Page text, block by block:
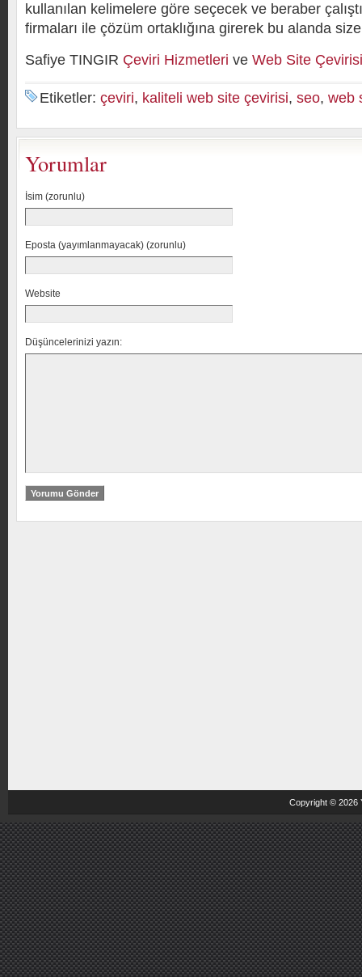
kullanılan kelimelere göre seçecek ve beraber
firmaları ile çözüm ortaklığına girerek bu alanda
Safiye TINGIR Çeviri Hizmetleri ve Web Site Çevirisi
Etiketler: çeviri, kaliteli web site çevirisi, seo, web
Yorumlar
İsim (zorunlu)
Eposta (yayımlanmayacak) (zorunlu)
Website
Düşüncelerinizi yazın:
Copyright © 2026